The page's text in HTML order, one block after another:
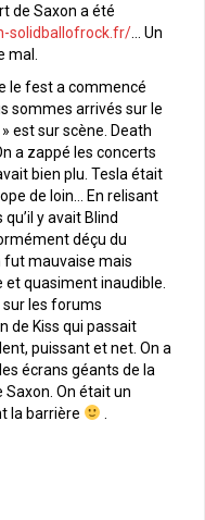
de Saxon a été
solidballofrock.fr/ … Un
le fest a commencé
sommes arrivés sur le
est sur scène. Death
a zappé les concerts
bien plu. Tesla était
de loin… En relisant
y avait Blind
déçu du
fut mauvaise mais
quasiment inaudible.
sur les forums
de Kiss qui passait
puissant et net. On a
écrans géants de la
On était un
la barrière